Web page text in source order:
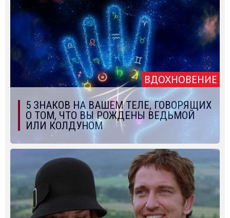
ВДОХНОВЕНИЕ
5 ЗНАКОВ НА ВАШЕМ ТЕЛЕ, ГОВОРЯЩИХ
О ТОМ, ЧТО ВЫ РОЖДЕНЫ ВЕДЬМОЙ
ИЛИ КОЛДУНОМ